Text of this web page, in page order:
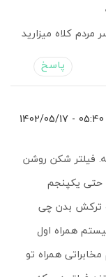
کلاه میزارید
پاسخ
05:40 - 1402/05/17
فیلتر شکن روشن
باشند حتی یکپنجم
ترکش بدن چی
همراه اول
همراه تو